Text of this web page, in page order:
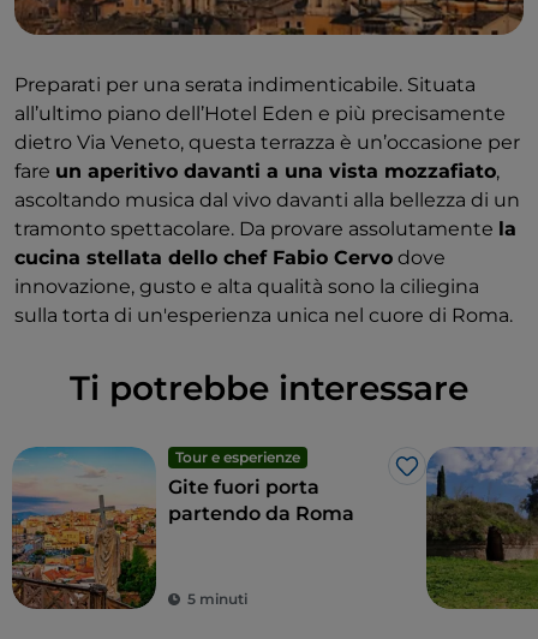
Preparati per una serata indimenticabile. Situata
all’ultimo piano dell’Hotel Eden e più precisamente
dietro Via Veneto, questa terrazza è un’occasione per
fare un aperitivo davanti a una vista mozzafiato,
ascoltando musica dal vivo davanti alla bellezza di un
tramonto spettacolare. Da provare assolutamente la
cucina stellata dello chef Fabio Cervo dove
innovazione, gusto e alta qualità sono la ciliegina
sulla torta di un'esperienza unica nel cuore di Roma.
Ti potrebbe interessare
Tour e esperienze
Like
Gite fuori porta
partendo da Roma
5 minuti